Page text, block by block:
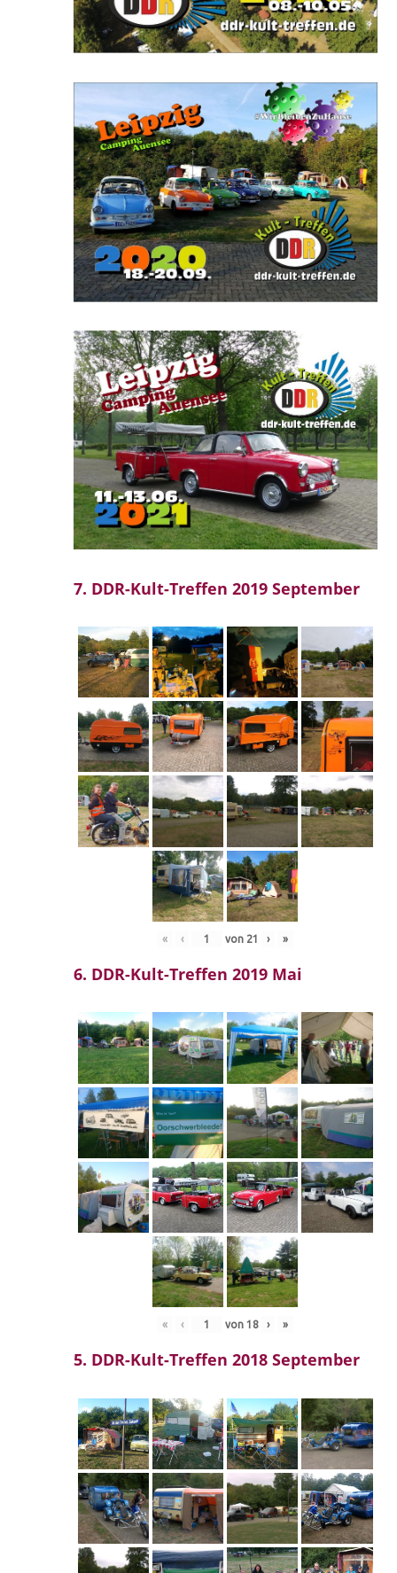
7. DDR-Kult-Treffen 2019 September
« ‹ von 21 › »
6. DDR-Kult-Treffen 2019 Mai
« ‹ von 18 › »
5. DDR-Kult-Treffen 2018 September